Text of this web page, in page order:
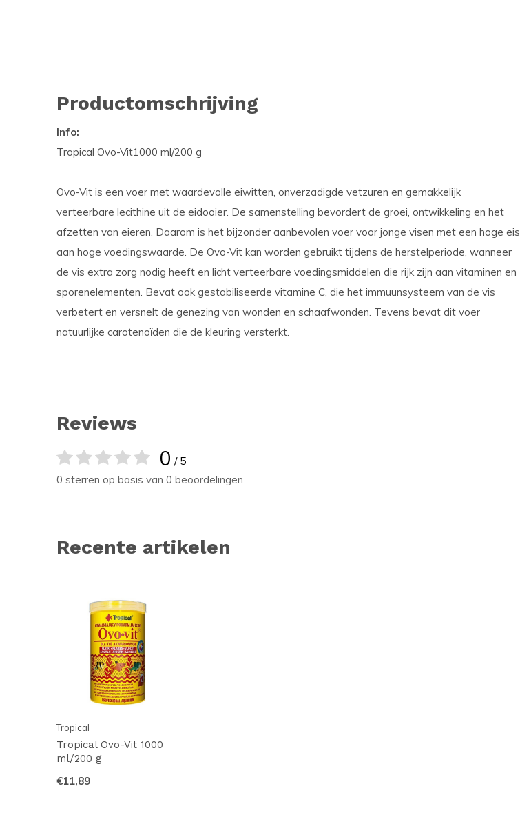
Productomschrijving
Info:
Tropical Ovo-Vit1000 ml/200 g
Ovo-Vit is een voer met waardevolle eiwitten, onverzadigde vetzuren en gemakkelijk
verteerbare lecithine uit de eidooier. De samenstelling bevordert de groei, ontwikkeling en het
afzetten van eieren. Daarom is het bijzonder aanbevolen voer voor jonge visen met een hoge eis
aan hoge voedingswaarde. De Ovo-Vit kan worden gebruikt tijdens de herstelperiode, wanneer
de vis extra zorg nodig heeft en licht verteerbare voedingsmiddelen die rijk zijn aan vitaminen en
sporenelementen. Bevat ook gestabiliseerde vitamine C, die het immuunsysteem van de vis
verbetert en versnelt de genezing van wonden en schaafwonden. Tevens bevat dit voer
natuurlijke carotenoïden die de kleuring versterkt.
Reviews
0 / 5
0 sterren op basis van 0 beoordelingen
Recente artikelen
Tropical
Tropical Ovo-Vit 1000
ml/200 g
€11,89